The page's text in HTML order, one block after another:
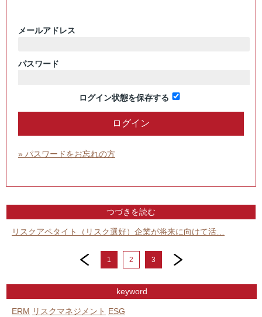
メールアドレス
パスワード
ログイン状態を保存する
» パスワードをお忘れの方
つづきを読む
リスクアペタイト（リスク選好）企業が将来に向けて活…
prev
1 2 3
next
keyword
ERM リスクマネジメント ESG